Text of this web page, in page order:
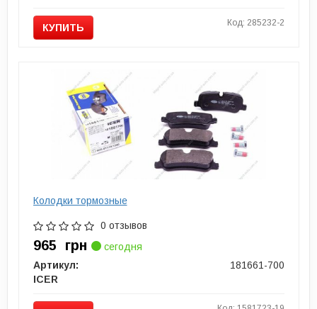
КУПИТЬ Код: 285232-2
Колодки тормозные
0 отзывов
965 грн
сегодня
Артикул:
181661-700
ICER